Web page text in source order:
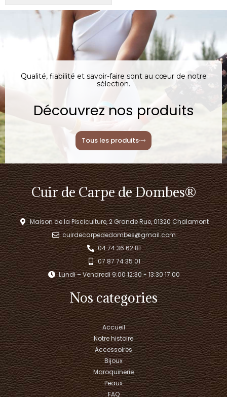
Qualité, fiabilité et savoir-faire sont au cœur de notre
sélection.
Découvrez nos produits
Tous les produits
Cuir de Carpe de Dombes®
Maison de la Pisciculture, 2 Grande Rue, 01320 Chalamont
cuirdecarpededombes@gmail.com
04 74 36 62 81
07 87 74 35 01
Lundi – Vendredi 9:00 12:30 - 13:30 17:00​
Nos categories
Accueil
Notre histoire
Accessoires
Bijoux
Maroquinerie
Peaux
FAQ